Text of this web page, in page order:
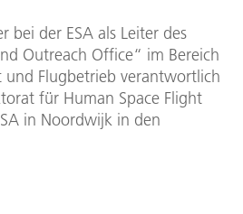
bei der ESA als Leiter des
Outreach Office“ im Bereich
und Flugbetrieb verantwortlich
für Human Space Flight
in Noordwijk in den